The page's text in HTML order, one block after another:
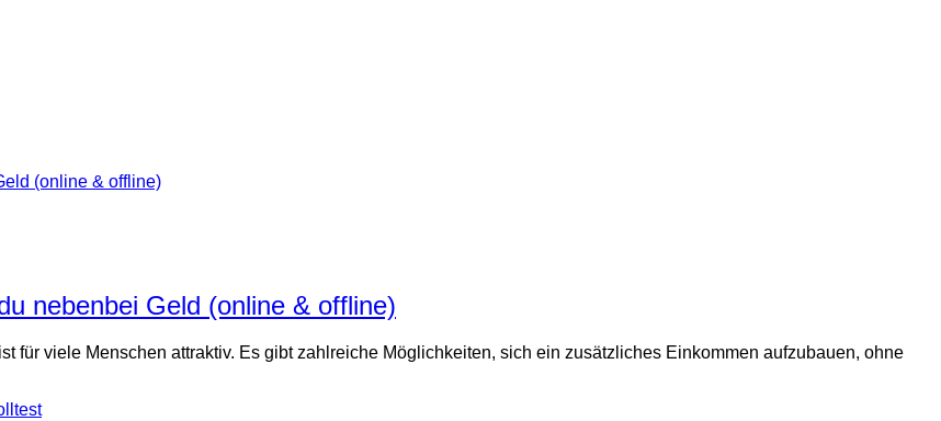
nebenbei Geld (online & offline)
für viele Menschen attraktiv. Es gibt zahlreiche Möglichkeiten, sich ein zusätzliches Einkommen aufzubauen, ohne